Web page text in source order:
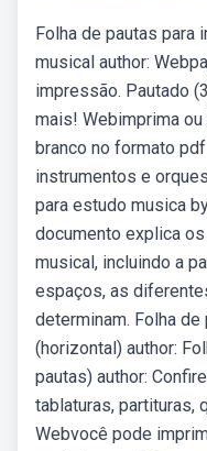
Folha de pautas para
musical author:
impressão. Pautado
mais! Webimprima
branco no formato
instrumentos e
para estudo musica
documento explica
musical, incluindo a
espaços, as
determinam. Folha
(horizontal) author:
pautas) author:
tablaturas, partituras,
Webvocê pode